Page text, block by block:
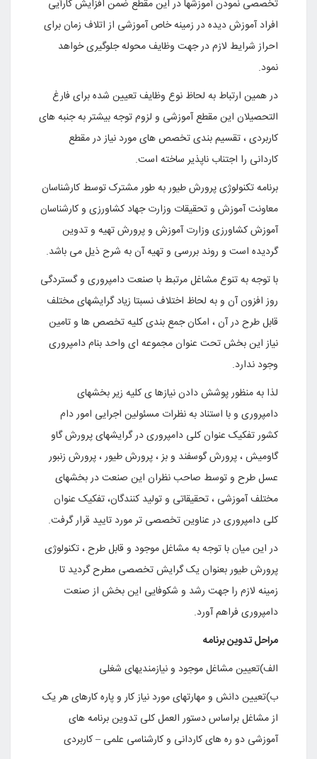
تخصصی نمودن آموزشها در این مقطع ضمن افزایش کارآیی
افراد آموزش دیده در زمینه خاص آموزشی از اتلاف زمان برای
احراز شرایط لازم در جهت وظایف محوله جلوگیری خواهد
نمود.
در همین ارتباط به لحاظ نوع وظایف تعیین شده برای فارغ
التحصیلان این مقطع آموزشی و لزوم توجه بیشتر به جنبه های
کاربردی ، تقسیم بندی تخصص های مورد نیاز در مقطع
کاردانی را اجتناب ناپذیر ساخته است.
برنامه تکنولوژی پرورش طیور به طور مشترک توسط کارشناسان
معاونت آموزش و تحقیقات وزارت جهاد کشاورزی و کارشناسان
آموزش کشاورزی وزارت آموزش و پرورش تهیه و تدوین
گردیده است و روند بررسی و تهیه آن به شرح ذیل می باشد.
با توجه به تنوع مشاغل مرتبط با صنعت دامپروری و گستردگی
روز افزون آن و به لحاظ اختلاف نسبتا زیاد گرایشهای مختلف
قابل طرح در آن ، امکان جمع بندی کلیه تخصص ها و تامین
نیاز این بخش تحت عنوان مجموعه ای واحد بنام دامپروری
وجود ندارد.
لذا به منظور پوشش دادن نیازها ی کلیه زیر بخشهای
دامپروری و با استناد به نظرات مسئولین اجرایی امور دام
کشور تفکیک عنوان کلی دامپروری در گرایشهای پرورش گاو
گاومیش ، پرورش گوسفند و بز ، پرورش طیور ، پرورش زنبور
عسل طرح و توسط صاحب نظران این صنعت در بخشهای
مختلف آموزشی ، تحقیقاتی و تولید کنندگان، تفکیک عنوان
کلی دامپروری در عناوین تخصصی تر مورد تایید قرار گرفت.
در این میان با توجه به مشاغل موجود و قابل طرح ، تکنولوژی
پرورش طیور بعنوان یک گرایش تخصصی مطرح گردید تا
زمینه لازم را جهت رشد و شکوفایی این بخش از صنعت
دامپروری فراهم آورد.
مراحل تدوین برنامه
الف)تعیین مشاغل موجود و نیازمندیهای شغلی
ب)تعیین دانش و مهارتهای مورد نیاز کار و پاره کارهای هر یک
از مشاغل براساس دستور العمل کلی تدوین برنامه های
آموزشی دو ره های کاردانی و کارشناسی علمی – کاربردی